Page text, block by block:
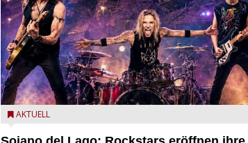
Stef Burns, Will Hunt und Andrea Torresani im Summer
AKTUELL